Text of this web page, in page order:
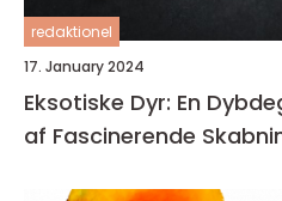
redaktionel
17. January 2024
Eksotiske Dyr: En
af Fascinerende